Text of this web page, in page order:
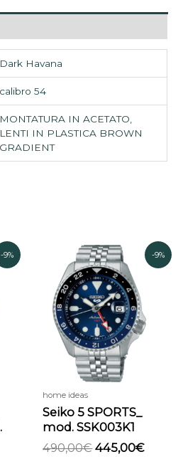
Dark Havana
calibro 54
MONTATURA IN ACETATO,
LENTI IN PLASTICA BROWN
GRADIENT
-9% -9%
home ideas
Seiko 5 SPORTS_
mod. SSK003K1
490,00€
Il
prezzo
originale
era:
490,00€.
445,00€
Il